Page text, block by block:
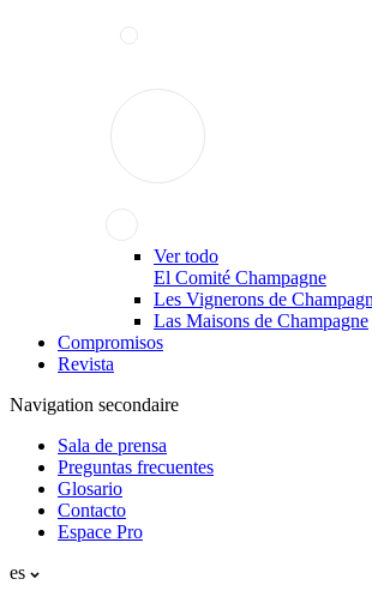
Ver todo
El Comité Champagne
Les Vignerons de
Las Maisons de Champagne
Compromisos
Revista
Navigation secondaire
Sala de prensa
Preguntas frecuentes
Glosario
Contacto
Espace Pro
es